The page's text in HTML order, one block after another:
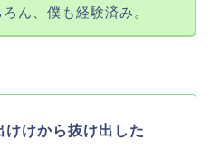
ん、僕も経験済み。
けけから抜け出した